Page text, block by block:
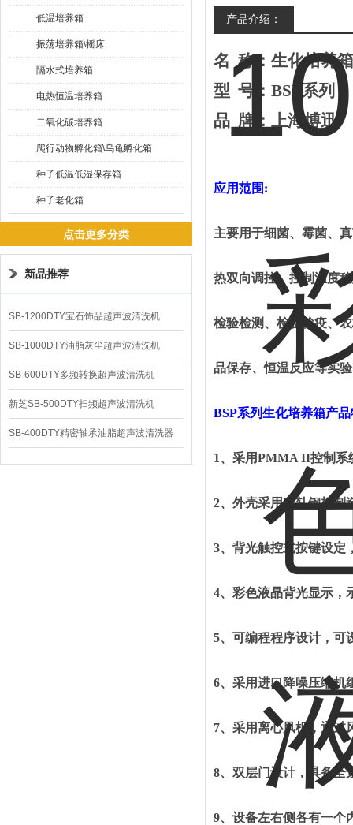
低温培养箱
振荡培养箱\摇床
隔水式培养箱
电热恒温培养箱
二氧化碳培养箱
爬行动物孵化箱\乌龟孵化箱
种子低温低湿保存箱
种子老化箱
点击更多分类
新品推荐
SB-1200DTY宝石饰品超声波清洗机
SB-1000DTY油脂灰尘超声波清洗机
SB-600DTY多频转换超声波清洗机
新芝SB-500DTY扫频超声波清洗机
SB-400DTY精密轴承油脂超声波清洗器
产品介绍：
名 称：生化培养箱
型 号： BSP系列
品 牌 ： 上海 博迅
应用范围 :
主要用于细菌、霉菌、
热双向调控，控制温度
检验检测、检验检疫、
品保存、恒温反应等实
BSP系列生化培养箱产
1、 采用PMMA II控制系
2、 外壳采用冷轧钢板制
3、 背光触控式按键设定
4、 彩色液晶背光显示，
5、 可编程程序设计，可
6、 采用进口降噪压缩机
7、 采用离心风机，通过
8、 双层门设计，具备全
9、 设备左右侧各有一个